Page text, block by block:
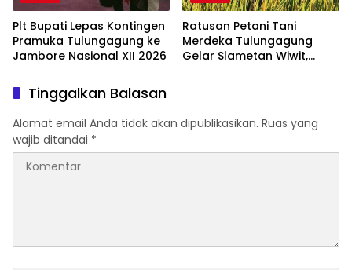
Plt Bupati Lepas Kontingen
Pramuka Tulungagung ke
Jambore Nasional XII 2026
Ratusan Petani Tani
Merdeka Tulungagung
Gelar Slametan Wiwit,
Tinggalkan Balasan
Alamat email Anda tidak akan dipublikasikan. Ruas yang
wajib ditandai *